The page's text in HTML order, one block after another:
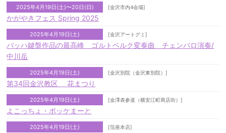
2025年4月19日(土)〜20日(日) [金沢市内4会場]
かがやきフェス Spring 2025
2025年4月19日(土) [金沢アートグミ]
バッハ鍵盤作品の最高峰 ゴルトベルク変奏曲 チェンバロ演奏/
中川岳
2025年4月19日(土) [金沢別院（金沢東別院）]
第34回金沢教区 花まつり
2025年4月19日(土) [金澤表参道（横安江町商店街）]
よこっちょ・ポッケまーと
2025年4月19日(土) [箔座本店]